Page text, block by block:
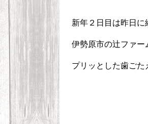
新年２日目は昨日に
伊勢原市の辻ファー
プリッとした歯ごた